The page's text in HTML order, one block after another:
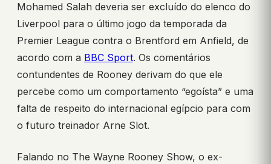
Mohamed Salah deveria ser excluído do elenco do
Liverpool para o último jogo da temporada da
Premier League contra o Brentford em Anfield, de
acordo com a BBC Sport. Os comentários
contundentes de Rooney derivam do que ele
percebe como um comportamento “egoísta” e uma
falta de respeito do internacional egípcio para com
o futuro treinador Arne Slot.
Falando no The Wayne Rooney Show, o ex-